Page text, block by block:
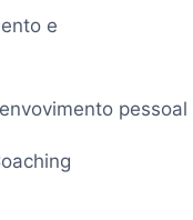
e
pessoal